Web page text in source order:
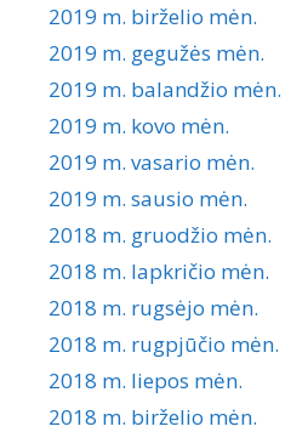
2019 m. birželio mėn.
2019 m. gegužės mėn.
2019 m. balandžio mėn.
2019 m. kovo mėn.
2019 m. vasario mėn.
2019 m. sausio mėn.
2018 m. gruodžio mėn.
2018 m. lapkričio mėn.
2018 m. rugsėjo mėn.
2018 m. rugpjūčio mėn.
2018 m. liepos mėn.
2018 m. birželio mėn.